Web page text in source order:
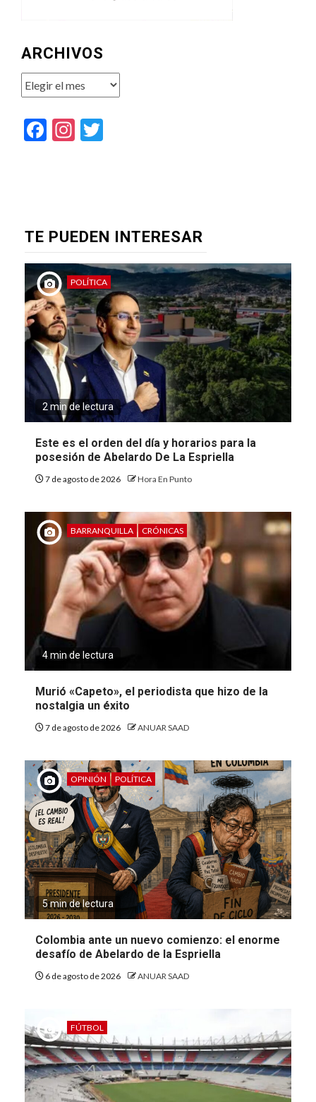
ARCHIVOS
Archivos
Facebook
Instagram
TE PUEDEN INTERESAR
POLÍTICA
2 min de lectura
Este es el orden del día y horarios para la
posesión de Abelardo De La Espriella
7 de agosto de 2026 Hora En Punto
BARRANQUILLA CRÓNICAS
4 min de lectura
Murió «Capeto», el periodista que hizo de la
nostalgia un éxito
7 de agosto de 2026 ANUAR SAAD
OPINIÓN POLÍTICA
5 min de lectura
Colombia ante un nuevo comienzo: el enorme
desafío de Abelardo de la Espriella
6 de agosto de 2026 ANUAR SAAD
FÚTBOL